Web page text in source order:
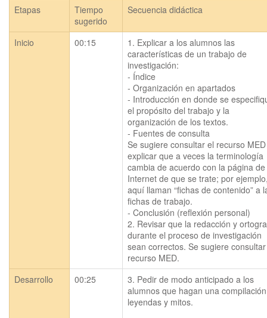
Etapas
Tiempo
sugerido
Secuencia didáctica
Inicio 00:15
1. Explicar a los alumnos las
características de un trabajo de
investigación:
- Índice
- Organización en apartados
- Introducción en donde se
el propósito del trabajo y la
organización de los textos.
- Fuentes de consulta
Se sugiere consultar el recurso
explicar que a veces la terminología
cambia de acuerdo con la página de
Internet de que se trate; por
aquí llaman “fichas de contenido” a
fichas de trabajo.
- Conclusión (reflexión personal)
2. Revisar que la redacción y
durante el proceso de investigación
sean correctos. Se sugiere
Desarrollo
00:25
3. Pedir de modo anticipado a los
alumnos que hagan una
leyendas y mitos.